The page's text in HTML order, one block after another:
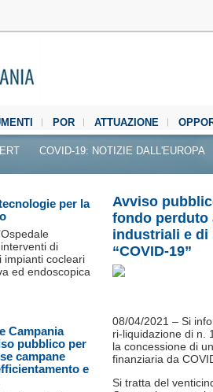
POR ATTUAZIONE
COVID-19: NOTIZIE DALL'EUROPA
Avviso
fondo perduto
industriali e di
“COVID-19”
08/04/2021 – Si
ri-liquidazione di n.
la concessione di
finanziaria da
Si tratta del
per la
di
impianti cocleari
ed endoscopica
Campania
pubblico per
campane
e